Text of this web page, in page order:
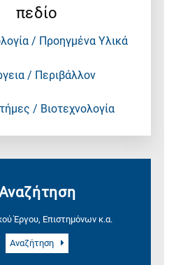
πεδίο
/ Προηγμένα Υλικά
/ Περιβάλλον
/ Βιοτεχνολογία
Έργου, Επιστημόνων κ.α.
Αναζήτηση